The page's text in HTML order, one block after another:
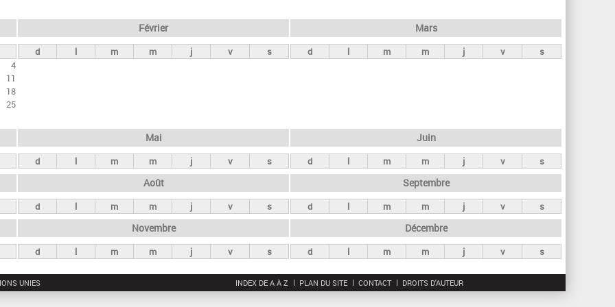
r
c
4
11
18
25
Février
d l m m j v s
Mars
d l m m j v s
Mai
d l m m j v s
Juin
d l m m j v s
Août
d l m m j v s
Septembre
d l m m j v s
Novembre
d l m m j v s
Décembre
d l m m j v s
UNIES INDEX DE A À Z PLAN DU SITE CONTACT DROITS D'AUTEUR